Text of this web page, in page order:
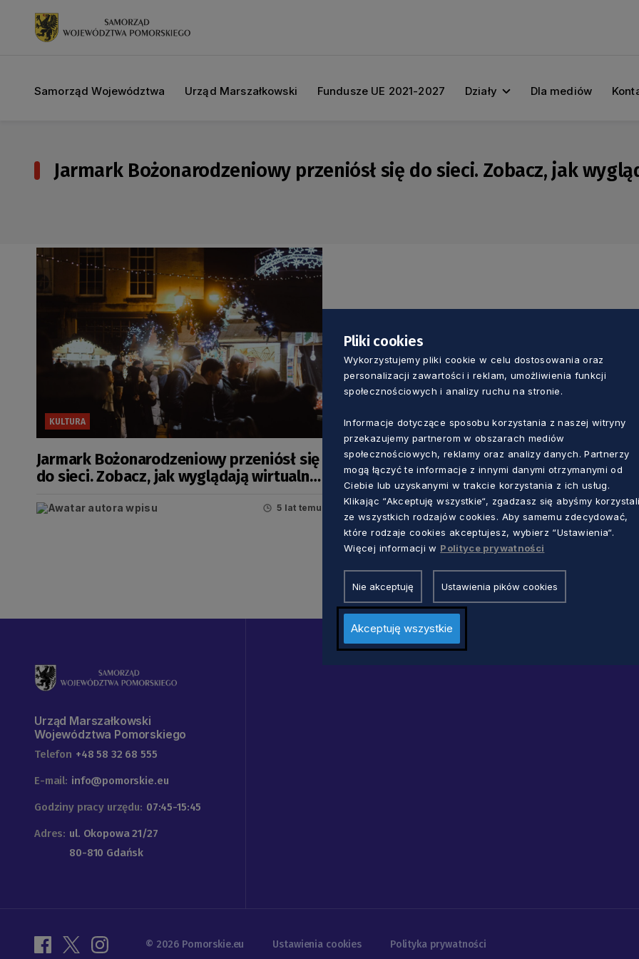
Samorząd Województwa Urząd Marszałkowski Fundusze UE 2021-2027 Działy Dla mediów
Jarmark Bożonarodzeniowy przeniósł się do sieci. Zobacz, jak
KULTURA
Jarmark Bożonarodzeniowy przeniósł się
do sieci. Zobacz, jak wyglądają wirtualne
5 lat temu
Urząd Marszałkowski
Województwa Pomorskiego
Telefon +48 58 32 68 555
E-mail: info@pomorskie.eu
Godziny pracy urzędu: 07:45-15:45
Adres: ul. Okopowa 21/27
80-810 Gdańsk
© 2026 Pomorskie.eu Ustawienia cookies Polityka prywatności
Pliki cookies
Wykorzystujemy pliki cookie w celu dostosowania oraz
personalizacji zawartości i reklam, umożliwienia funkcji
społecznościowych i analizy ruchu na stronie.
Informacje dotyczące sposobu korzystania z naszej witryny
przekazujemy partnerom w obszarach mediów
społecznościowych, reklamy oraz analizy danych. Partnerzy
mogą łączyć te informacje z innymi danymi otrzymanymi od
Ciebie lub uzyskanymi w trakcie korzystania z ich usług.
Klikając “Akceptuję wszystkie“, zgadzasz się abyśmy
ze wszystkich rodzajów cookies. Aby samemu zdecydować,
które rodzaje cookies akceptujesz, wybierz “Ustawienia“.
Więcej informacji w Polityce prywatności
Nie akceptuję Ustawienia pików cookies
Akceptuję wszystkie